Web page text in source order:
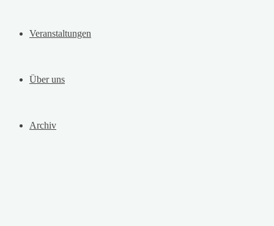
Veranstaltungen
Über uns
Archiv